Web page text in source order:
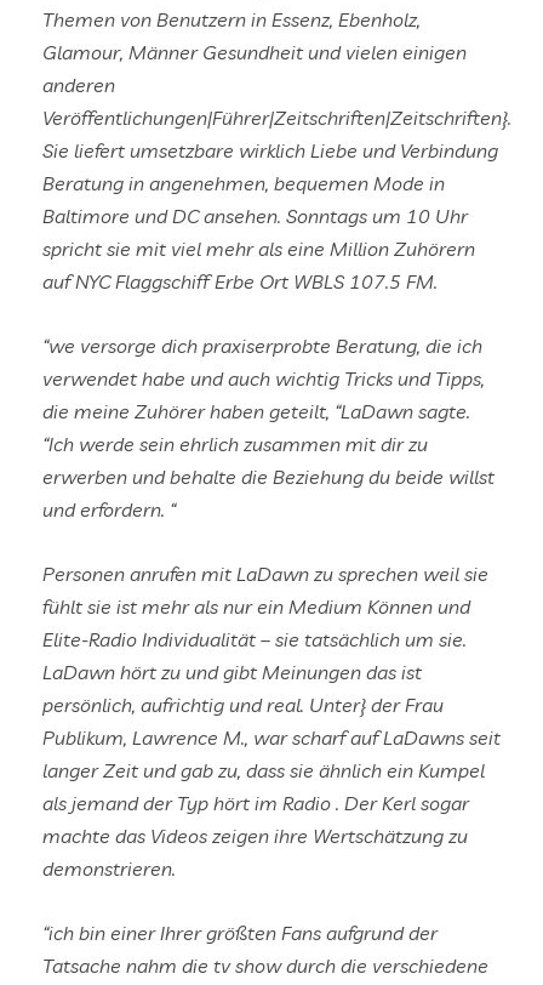
Themen von Benutzern in Essenz, Ebenholz,
Glamour, Männer Gesundheit und vielen einigen
anderen
Veröffentlichungen|Führer|Zeitschriften|Zeitschriften}.
Sie liefert umsetzbare wirklich Liebe und Verbindung
Beratung in angenehmen, bequemen Mode in
Baltimore und DC ansehen. Sonntags um 10 Uhr
spricht sie mit viel mehr als eine Million Zuhörern
auf NYC Flaggschiff Erbe Ort WBLS 107.5 FM.
“we versorge dich praxiserprobte Beratung, die ich
verwendet habe und auch wichtig Tricks und Tipps,
die meine Zuhörer haben geteilt, “LaDawn sagte.
“Ich werde sein ehrlich zusammen mit dir zu
erwerben und behalte die Beziehung du beide willst
und erfordern. “
Personen anrufen mit LaDawn zu sprechen weil sie
fühlt sie ist mehr als nur ein Medium Können und
Elite-Radio Individualität – sie tatsächlich um sie.
LaDawn hört zu und gibt Meinungen das ist
persönlich, aufrichtig und real. Unter} der Frau
Publikum, Lawrence M., war scharf auf LaDawns seit
langer Zeit und gab zu, dass sie ähnlich ein Kumpel
als jemand der Typ hört im Radio . Der Kerl sogar
machte das Videos zeigen ihre Wertschätzung zu
demonstrieren.
“ich bin einer Ihrer größten Fans aufgrund der
Tatsache nahm die tv show durch die verschiedene